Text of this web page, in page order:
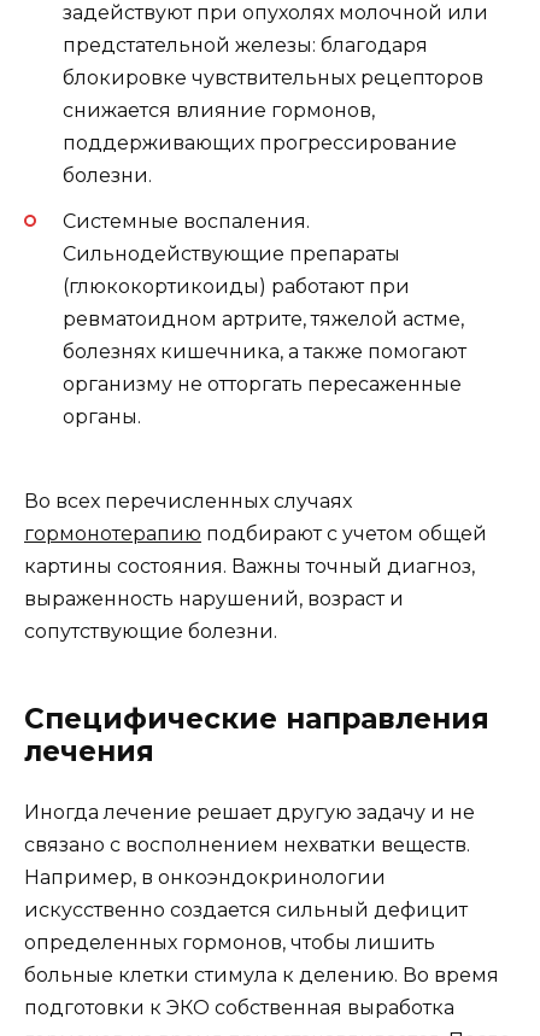
задействуют при опухолях молочной или
предстательной железы: благодаря
блокировке чувствительных рецепторов
снижается влияние гормонов,
поддерживающих прогрессирование
болезни.
Системные воспаления.
Сильнодействующие препараты
(глюкокортикоиды) работают при
ревматоидном артрите, тяжелой астме,
болезнях кишечника, а также помогают
организму не отторгать пересаженные
органы.
Во всех перечисленных случаях
гормонотерапию подбирают с учетом общей
картины состояния. Важны точный диагноз,
выраженность нарушений, возраст и
сопутствующие болезни.
Специфические направления
лечения
Иногда лечение решает другую задачу и не
связано с восполнением нехватки веществ.
Например, в онкоэндокринологии
искусственно создается сильный дефицит
определенных гормонов, чтобы лишить
больные клетки стимула к делению. Во время
подготовки к ЭКО собственная выработка